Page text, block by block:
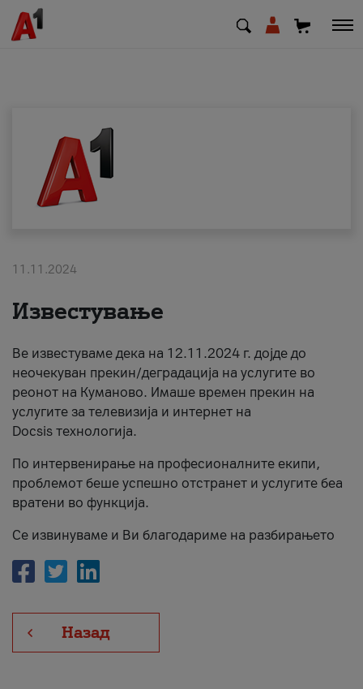
EN
Надополни кредит
Плати сметка
За нас
#ПодобарОнлајн
11.11.2024
Известување
Ве известуваме дека на 12.11.2024 г. дојде до
неочекуван прекин/деградација на услугите во
реонот на Куманово. Имаше времен прекин на
услугите за телевизија и интернет на
Docsis технологија.
По интервенирање на професионалните екипи,
проблемот беше успешно отстранет и услугите беа
вратени во функција.
Се извинуваме и Ви благодариме на разбирањето
Назад